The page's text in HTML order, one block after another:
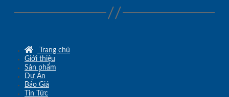
Trang chủ
Giới thiệu
Sản phẩm
Dự Án
Báo Giá
Tin Tức